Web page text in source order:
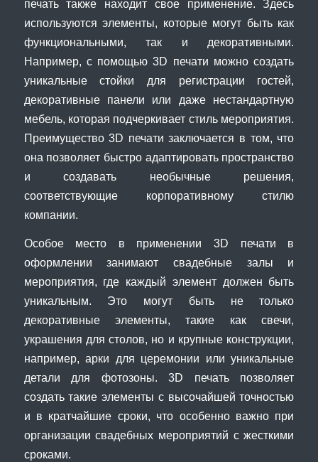
печать также находит свое применение. Здесь
используются элементы, которые могут быть как
функциональными, так и декоративными.
Например, с помощью 3D печати можно создать
уникальные стойки для регистрации гостей,
декоративные панели или даже нестандартную
мебель, которая подчеркивает стиль мероприятия.
Преимущество 3D печати заключается в том, что
она позволяет быстро адаптировать пространство
и создавать необычные решения,
соответствующие корпоративному стилю
компании.
Особое место в применении 3D печати в
оформлении занимают свадебные залы и
мероприятия, где каждый элемент должен быть
уникальным. Это могут быть не только
декоративные элементы, такие как свечи,
украшения для столов, но и крупные конструкции,
например, арки для церемонии или уникальные
детали для фотозоны. 3D печать позволяет
создать такие элементы с высочайшей точностью
и в кратчайшие сроки, что особенно важно при
организации свадебных мероприятий с жесткими
сроками.